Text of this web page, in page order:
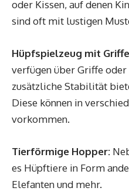
oder Kissen, auf denen
sind oft mit lustigen
Hüpfspielzeug mit
verfügen über Griffe
zusätzliche Stabilität
Diese können in
vorkommen.
Tierförmige Hopper:
es Hüpftiere in Form
Elefanten und mehr.